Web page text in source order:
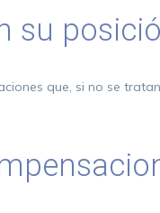
su
que, si no se